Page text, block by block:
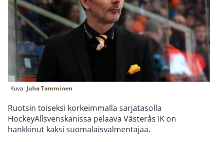
Kuva: Juha Tamminen
Ruotsin toiseksi korkeimmalla sarjatasolla
HockeyAllsvenskanissa pelaava Västerås IK on
hankkinut kaksi suomalaisvalmentajaa.